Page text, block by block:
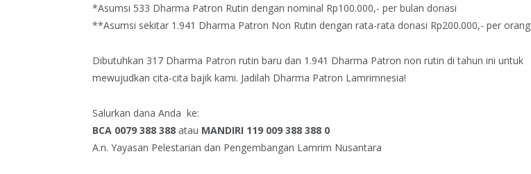
*Asumsi 533 Dharma Patron Rutin dengan nominal Rp100.000,- per bulan donasi
**Asumsi sekitar 1.941 Dharma Patron Non Rutin dengan rata-rata donasi Rp200.000,- per orang
Dibutuhkan 317 Dharma Patron rutin baru dan 1.941 Dharma Patron non rutin di tahun ini untuk
mewujudkan cita-cita bajik kami. Jadilah Dharma Patron Lamrimnesia!
Salurkan dana Anda ke:
BCA 0079 388 388 atau MANDIRI 119 009 388 388 0
A.n. Yayasan Pelestarian dan Pengembangan Lamrim Nusantara